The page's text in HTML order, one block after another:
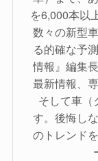
を6,000本以
数々の新型
る的確な予
情報』編集
最新情報、
そして車（
す。後悔し
のトレンド